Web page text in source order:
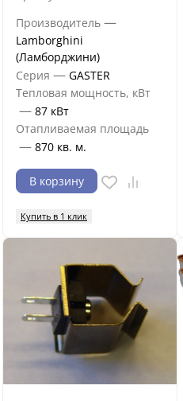
Производитель —
Lamborghini
(Ламборджини)
Серия — GASTER
Тепловая мощность, кВт
— 87 кВт
Отапливаемая площадь
— 870 кв. м.
В корзину
Купить в 1 клик